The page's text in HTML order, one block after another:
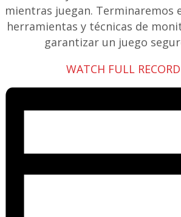
mientras juegan. Terminaremos
herramientas y técnicas de
garantizar un juego
WATCH FULL